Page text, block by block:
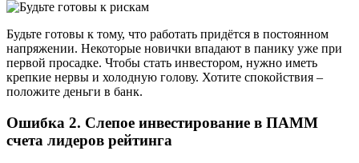
Будьте готовы к тому, что работать придётся в постоянном
напряжении. Некоторые новички впадают в панику уже при
первой просадке. Чтобы стать инвестором, нужно иметь
крепкие нервы и холодную голову. Хотите спокойствия –
положите деньги в банк.
Ошибка 2. Слепое инвестирование в ПАММ
счета лидеров рейтинга